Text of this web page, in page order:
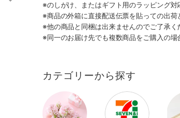
※のしがけ、またはギフト用のラッピング対
※商品の外箱に直接配送伝票を貼っての出荷
※他の商品と同梱は出来ませんのでご了承く
※同一のお届け先でも複数商品をご購入の場
カテゴリーから探す